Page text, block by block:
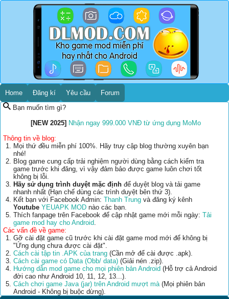
Home Đăng kí Yêu cầu
Forum
Bạn muốn tìm gì?
[NEW 2025] Nhận ngay 999.000 VNĐ từ ứng dụng MoMo
Thông tin về blog:
Mọi thứ đều miễn phí 100%. Hãy truy cập blog thường xuyên bạn
nhé!
Blog game cung cấp trải nghiệm người dùng bằng cách kiểm tra
game trước khi đăng, vì vậy đảm bảo được game luôn chơi tốt
không bị lỗi.
Hãy sử dụng trình duyệt mặc định để duyệt blog và tải game
nhanh nhất (Hạn chế dùng các trình duyệt bên thứ 3).
Kết bạn với Facebook Admin: Thanh Trung và đăng ký kênh
Youtube YEUAPK MOD nào các bạn.
Thích fanpage trên Facebook để cập nhật game mới mỗi ngày: Tải
game mod hay cho Android.
Các vấn đề về game:
Gỡ cài đặt game cũ trước khi cài đặt game mod mới để không bị
"Ứng dụng chưa được cài đặt".
Cách cài tập tin .APK của trang (Cần mở để cài được .apk).
Cách cài game có Data (Obb/ data) (Giải nén .zip).
Hướng dẫn mod game cho mọi phiên bản Android (Hỗ trợ cả Android
đời cao như Android 10, 11, 12, 13...).
Cách chơi game Java (jar) trên Android mượt mà(Mọi phiên bản
Android - Không bị buộc dừng).